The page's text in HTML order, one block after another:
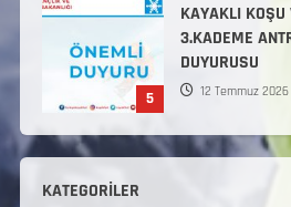
5
KAYAKLI KOŞU
3.KADEME
DUYURUSU
12 Temmuz 2026
Millî Savunma
KATEGORILER